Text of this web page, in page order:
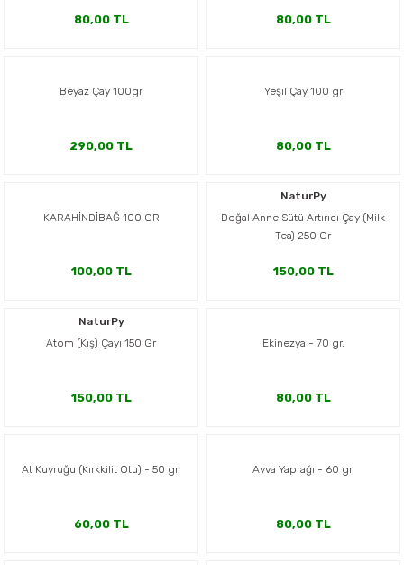
80,00 TL 80,00 TL
Beyaz Çay 100gr
290,00 TL
Yeşil Çay 100 gr
80,00 TL
KARAHİNDİBAĞ 100 GR
100,00 TL
NaturPy
Doğal Anne Sütü Artırıcı Çay (Milk
Tea) 250 Gr
150,00 TL
NaturPy
Atom (Kış) Çayı 150 Gr
150,00 TL
Ekinezya - 70 gr.
80,00 TL
At Kuyruğu (Kırkkilit Otu) - 50 gr.
60,00 TL
Ayva Yaprağı - 60 gr.
80,00 TL